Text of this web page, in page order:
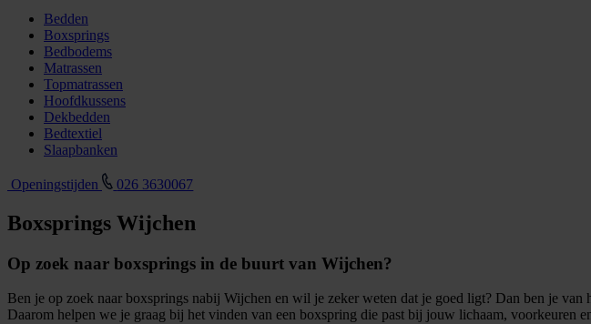
Bedden
Boxsprings
Bedbodems
Matrassen
Topmatrassen
Hoofdkussens
Dekbedden
Bedtextiel
Slaapbanken
Openingstijden 026 3630067
Boxsprings Wijchen
Op zoek naar boxsprings in de buurt van Wijchen?
Ben je op zoek naar boxsprings nabij Wijchen en wil je zeker weten dat je goed ligt? Dan ben je
Daarom helpen we je graag bij het vinden van een boxspring die past bij jouw lichaam, voorkeuren